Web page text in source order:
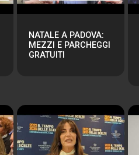
NATALE A PADOVA:
MEZZI E PARCHEGGI
GRATUITI